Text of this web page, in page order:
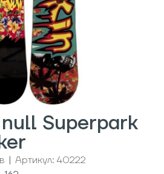
Superpark
| Артикул: 40222